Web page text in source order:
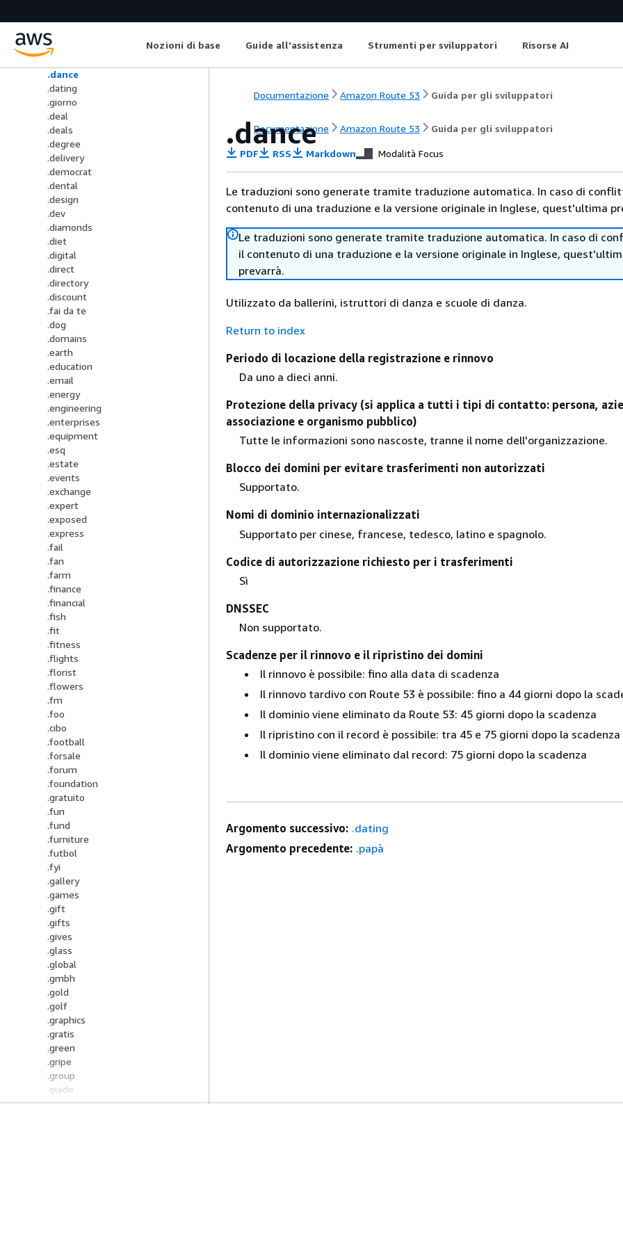
Nozioni di base Guide all'assistenza Strumenti per sviluppatori Risorse AI
.creditcard
.cruises
.dance
.dating
.giorno
.deal
.deals
.degree
.delivery
.democrat
.dental
.design
.dev
.diamonds
.diet
.digital
.direct
.directory
.discount
.fai da te
.dog
.domains
.earth
.education
.email
.energy
.engineering
.enterprises
.equipment
.esq
.estate
.events
.exchange
.expert
.exposed
.express
.fail
.fan
.farm
.finance
.financial
.fish
.fit
.fitness
.flights
.florist
.flowers
.fm
.foo
.cibo
.football
.forsale
.forum
.foundation
.gratuito
.fun
.fund
.furniture
.futbol
.fyi
.gallery
.games
.gift
.gifts
.gives
.glass
.global
.gmbh
.gold
.golf
.graphics
.gratis
.green
.gripe
.group
.guide
.guitars
Documentazione Amazon Route 53 Guida per gli sviluppatori
Documentazione Amazon Route 53 Guida per gli sviluppatori
.dance
PDF RSS Markdown Modalità Focus
Le traduzioni sono generate tramite traduzione automatica. In caso di
contenuto di una traduzione e la versione originale in Inglese, quest'ultima
Le traduzioni sono generate tramite traduzione automatica. In caso di
il contenuto di una traduzione e la versione originale in Inglese,
prevarrà.
Utilizzato da ballerini, istruttori di danza e scuole di danza.
Return to index
Periodo di locazione della registrazione e rinnovo
Da uno a dieci anni.
Protezione della privacy (si applica a tutti i tipi di contatto: persona,
associazione e organismo pubblico)
Tutte le informazioni sono nascoste, tranne il nome dell'organizzazione.
Blocco dei domini per evitare trasferimenti non autorizzati
Supportato.
Nomi di dominio internazionalizzati
Supportato per cinese, francese, tedesco, latino e spagnolo.
Codice di autorizzazione richiesto per i trasferimenti
Sì
DNSSEC
Non supportato.
Scadenze per il rinnovo e il ripristino dei domini
Il rinnovo è possibile: fino alla data di scadenza
Il rinnovo tardivo con Route 53 è possibile: fino a 44 giorni dopo la
Il dominio viene eliminato da Route 53: 45 giorni dopo la scadenza
Il ripristino con il record è possibile: tra 45 e 75 giorni dopo la scadenza
Il dominio viene eliminato dal record: 75 giorni dopo la scadenza
Argomento successivo: .dating
Argomento precedente: .papà